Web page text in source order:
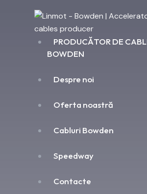
PRODUCĂTOR DE
BOWDEN
Despre noi
Oferta noastră
Cabluri Bowden
Speedway
Contacte